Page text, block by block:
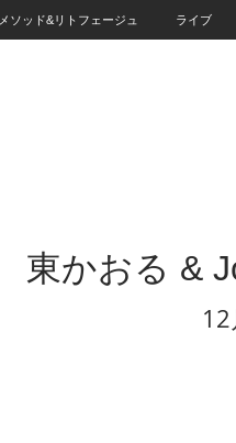
メソッド&リトフェージュ ライブ
東かおる &